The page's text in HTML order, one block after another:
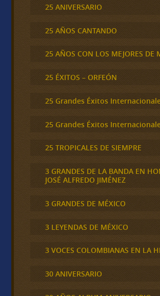
25 ANIVERSARIO
25 AÑOS CANTANDO
25 AÑOS CON LOS MEJORES DE
25 ÉXITOS – ORFEÓN
25 Grandes Éxitos
25 Grandes Éxitos
25 TROPICALES DE SIEMPRE
3 GRANDES DE LA BANDA EN
JOSÉ ALFREDO JIMÉNEZ
3 GRANDES DE MÉXICO
3 LEYENDAS DE MÉXICO
3 VOCES COLOMBIANAS EN LA
30 ANIVERSARIO